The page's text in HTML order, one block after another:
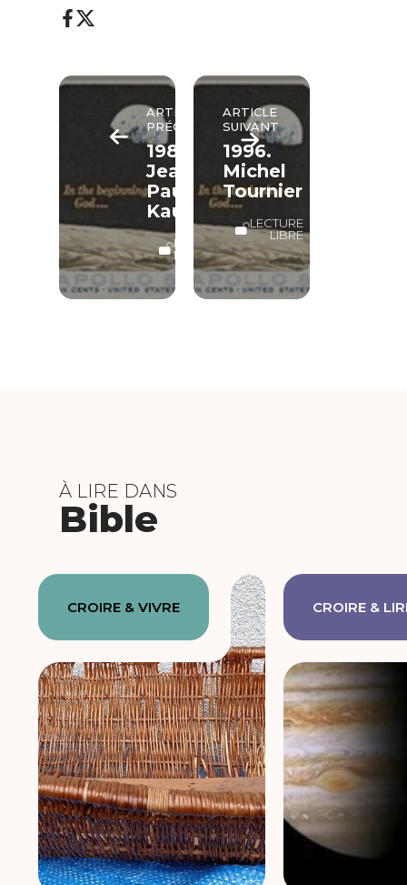
ARTICLE
PRÉCÉDENT
1985.
Jean-
Paul
Kauffmann
LECTURE
LIBRE
ARTICLE
SUIVANT
1996.
Michel
Tournier
LECTURE
LIBRE
À LIRE DANS
Bible
CROIRE & VIVRE CROIRE &